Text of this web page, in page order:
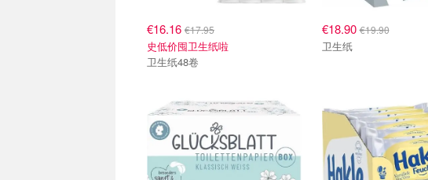
€16.16 €17.95
史低价囤卫生纸啦
卫生纸48卷
€18.90€19.90
卫生纸